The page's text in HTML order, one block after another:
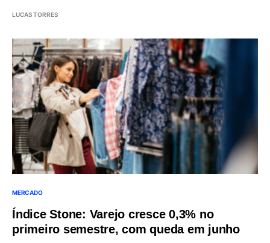
LUCAS TORRES
MERCADO
Índice Stone: Varejo cresce 0,3% no
primeiro semestre, com queda em junho